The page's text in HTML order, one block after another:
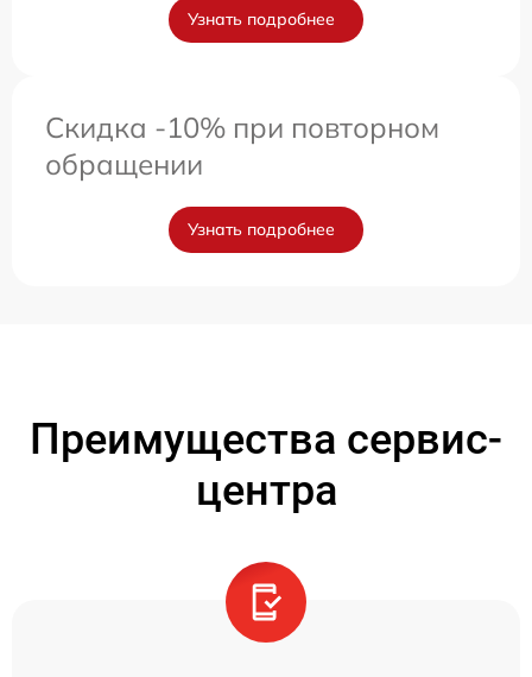
Узнать подробнее
Скидка -10% при повторном
обращении
Узнать подробнее
Преимущества сервис-
центра